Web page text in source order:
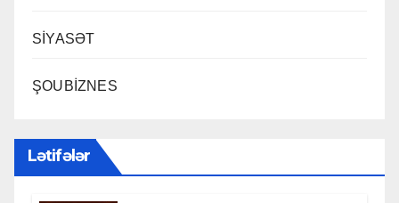
SİYASƏT
ŞOUBİZNES
Lətifələr